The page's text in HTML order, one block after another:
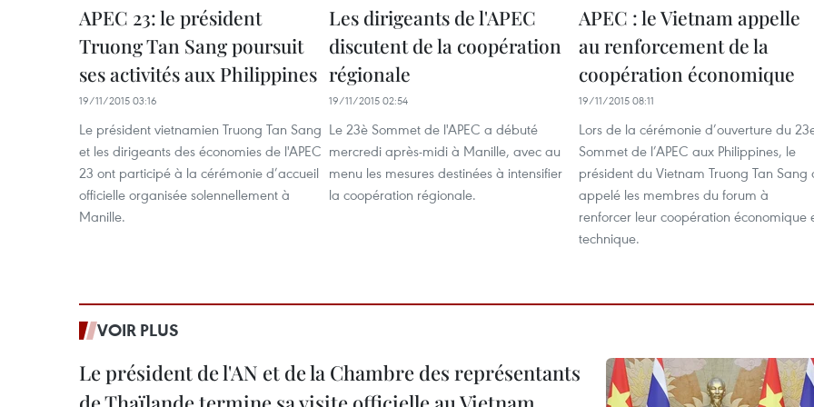
APEC 23: le président
Truong Tan Sang poursuit
ses activités aux Philippines
19/11/2015 03:16
Le président vietnamien Truong Tan Sang
et les dirigeants des économies de l'APEC
23 ont participé à la cérémonie d’accueil
officielle organisée solennellement à
Manille.
Les dirigeants de l'APEC
discutent de la coopération
régionale
19/11/2015 02:54
Le 23è Sommet de l'APEC a débuté
mercredi après-midi à Manille, avec au
menu les mesures destinées à intensifier
la coopération régionale.
APEC : le Vietnam appelle
au renforcement de la
coopération économique
19/11/2015 08:11
Lors de la cérémonie d’ouverture du
Sommet de l’APEC aux Philippines, le
président du Vietnam Truong Tan Sang
appelé les membres du forum à
renforcer leur coopération économique
technique.
VOIR PLUS
Le président de l'AN et de la Chambre des représentants